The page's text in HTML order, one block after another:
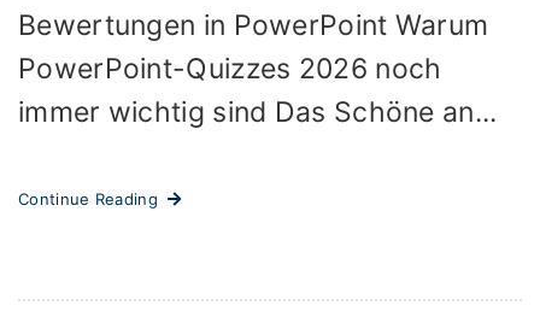
Bewertungen in PowerPoint Warum
PowerPoint-Quizzes 2026 noch
immer wichtig sind Das Schöne an...
Continue Reading